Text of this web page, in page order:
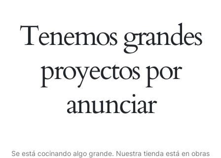
Tenemos grandes
proyectos por
anunciar
Se está cocinando algo grande. Nuestra tienda está en obras